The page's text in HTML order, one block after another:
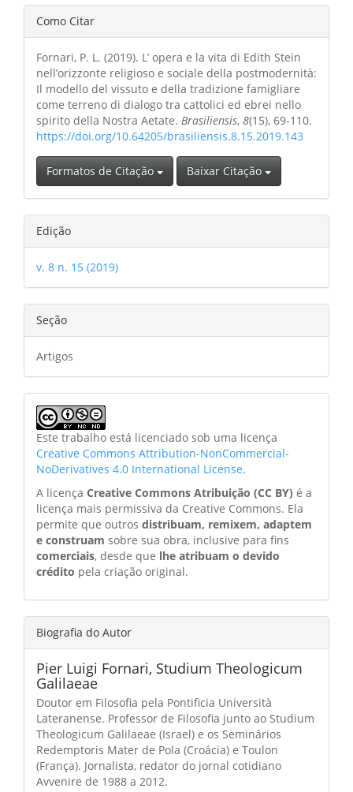
Detalhes
do
artigo
Como Citar
Fornari, P. L. (2019). L’ opera e la vita di Edith Stein
nell’orizzonte religioso e sociale della postmodernità:
Il modello del vissuto e della tradizione famigliare
come terreno di dialogo tra cattolici ed ebrei nello
spirito della Nostra Aetate. Brasiliensis, 8(15), 69-110.
https://doi.org/10.64205/brasiliensis.8.15.2019.143
Formatos de Citação Baixar Citação
Edição
v. 8 n. 15 (2019)
Seção
Artigos
Este trabalho está licenciado sob uma licença
Creative Commons Attribution-NonCommercial-
NoDerivatives 4.0 International License.
A licença Creative Commons Atribuição (CC BY) é a
licença mais permissiva da Creative Commons. Ela
permite que outros distribuam, remixem, adaptem
e construam sobre sua obra, inclusive para fins
comerciais, desde que lhe atribuam o devido
crédito pela criação original.
Biografia do Autor
Pier Luigi Fornari, Studium Theologicum
Galilaeae
Doutor em Filosofia pela Pontificia Università
Lateranense. Professor de Filosofia junto ao Studium
Theologicum Galilaeae (Israel) e os Seminários
Redemptoris Mater de Pola (Croácia) e Toulon
(França). Jornalista, redator do jornal cotidiano
Avvenire de 1988 a 2012.